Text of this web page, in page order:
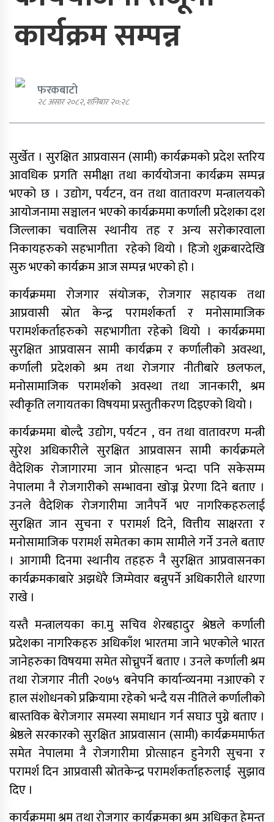
एमाले नेता प्रदिप पौडेल पक्राउ
एमालेले प्रदेशबाट सुझाव सङ्कलन थाल्यो
पूर्व गृहमन्त्री गुरुङमाथि छानबिन गर्न
गठित समितिले प्रतिवेदन सरकारलाई
बुझायो
साफ महिला च्याम्पियनशिपको
सेमिफाइनलबाटै बाहिरियो नेपाल
आगामी आर्थिक वर्षका लागि २१ खर्ब २४
अर्ब ३४ करोड बजेट सार्वजनिक
आज सुनचाँदीको भाउ घट्यो
थप ३०४ जना सहकारी पीडितले फिर्ता पाए
बचत
मन्त्रिपरिषद् निर्णय : विस्थापित
सुकुम्वासीलाई प्रतिपरिवार २५ हजार
पुनर्स्थापना खर्च
प्रधानन्यायाधीशमा मनोजकुमार शर्माको
प्राधिकरणद्वारा विभिन्न १७ इन्टरनेट सेवा
प्रदायकसँग १५ दिने स्पष्टीकरण माग
कार्यक्रम सम्पन्न
फरकबाटो
२८ असार २०८२, शनिबार २०:२८
सुर्खेत । सुरक्षित आप्रवासन (सामी) कार्यक्रमको प्रदेश स्तरिय
आवधिक प्रगति समीक्षा तथा कार्ययोजना कार्यक्रम सम्पन्न
भएको छ । उद्योग, पर्यटन, वन तथा वातावरण मन्त्रालयको
आयोजनामा सञ्चालन भएको कार्यक्रममा कर्णाली प्रदेशका दश
जिल्लाका चवालिस स्थानीय तह र अन्य सरोकारवाला
निकायहरुको सहभागीता रहेको थियो । हिजो शुक्रबारदेखि
सुरु भएको कार्यक्रम आज सम्पन्न भएको हो ।
कार्यक्रममा रोजगार संयोजक, रोजगार सहायक तथा
आप्रवासी स्रोत केन्द्र परामर्शकर्ता र मनोसामाजिक
परामर्शकर्ताहरुको सहभागीता रहेको थियो । कार्यक्रममा
सुरक्षित आप्रवासन सामी कार्यक्रम र कर्णालीको अवस्था,
कर्णाली प्रदेशको श्रम तथा रोजगार नीतीबारे छलफल,
मनोसामाजिक परामर्शको अवस्था तथा जानकारी, श्रम
स्वीकृति लगायतका विषयमा प्रस्तुतीकरण दिइएको थियो ।
कार्यक्रममा बोल्दै उद्योग, पर्यटन , वन तथा वातावरण मन्त्री
सुरेश अधिकारीले सुरक्षित आप्रवासन सामी कार्यक्रमले
वैदेशिक रोजागारमा जान प्रोत्साहन भन्दा पनि सकेसम्म
नेपालमा नै रोजगारीको सम्भावना खोज्न प्रेरणा दिने बताए ।
उनले वैदेशिक रोजगारीमा जानैपर्ने भए नागरिकहरुलाई
सुरक्षित जान सुचना र परामर्श दिने, वित्तीय साक्षरता र
मनोसामाजिक परामर्श समेतका काम सामीले गर्ने उनले बताए
। आगामी दिनमा स्थानीय तहहरु नै सुरक्षित आप्रवासनका
कार्यक्रमकाबारे अझधेरै जिम्मेवार बन्नुपर्ने अधिकारीले धारणा
राखे ।
यस्तै मन्त्रालयका का.मु सचिव शेरबहादुर श्रेष्ठले कर्णाली
प्रदेशका नागरिकहरु अधिकाँश भारतमा जाने भएकोले भारत
जानेहरुका विषयमा समेत सोच्नुपर्ने बताए । उनले कर्णाली श्रम
तथा रोजगार नीती २०७५ बनेपनि कार्यान्व्यनमा नआएको र
हाल संशोधनको प्रक्रियामा रहेको भन्दै यस नीतिले कर्णालीको
बास्तविक बेरोजगार समस्या समाधान गर्न सघाउ पुग्ने बताए ।
श्रेष्ठले सरकारको सुरक्षित आप्रवासान (सामी) कार्यक्रममार्फत
समेत नेपालमा नै रोजगारीमा प्रोत्साहन हुनेगरी सुचना र
परामर्श दिन आप्रवासी स्रोतकेन्द्र परामर्शकर्ताहरुलाई सुझाव
दिए ।
कार्यक्रममा श्रम तथा रोजगार कार्यक्रमका श्रम अधिकृत हेमन्त